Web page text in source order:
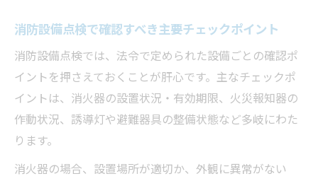
消防設備点検で確認すべき主要チェックポイント
消防設備点検では、法令で定められた設備ごとの確認ポ
イントを押さえておくことが肝心です。主なチェックポ
イントは、消火器の設置状況・有効期限、火災報知器の
作動状況、誘導灯や避難器具の整備状態など多岐にわた
ります。
消火器の場合、設置場所が適切か、外観に異常がない